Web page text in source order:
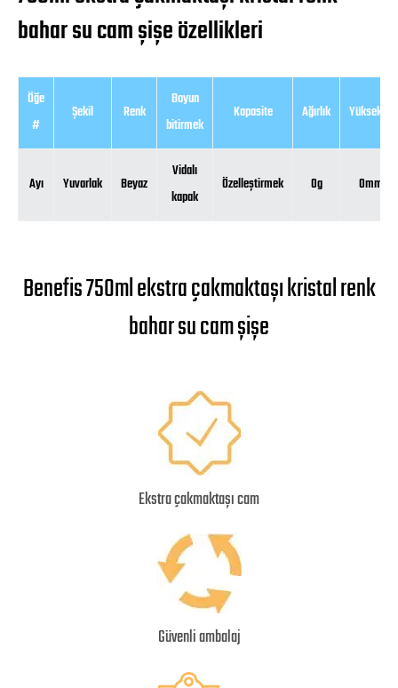
bahar su cam şişe özellikleri
Öğe
#
Şekil Renk
Boyun
bitirmek
Kapasite Ağırlık Yükseklik
Ayı Yuvarlak Beyaz
Vidalı
kapak
Özelleştirmek 0g 0mm
Benefis 750ml ekstra çakmaktaşı kristal renk
bahar su cam şişe
Ekstra çakmaktaşı cam
Güvenli ambalaj